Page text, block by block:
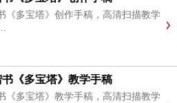
《多宝塔》创作手稿，高清扫描教学
《多宝塔》教学手稿
《多宝塔》教学手稿，高清扫描教学